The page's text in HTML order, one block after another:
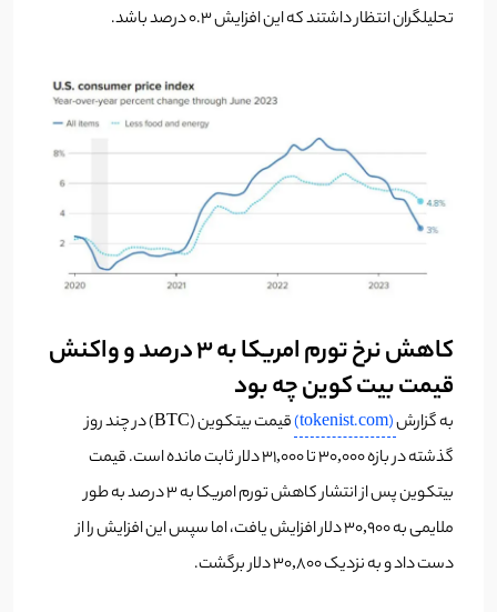
تحلیلگران انتظار داشتند که این افزایش 0.3 درصد باشد.
کاهش نرخ تورم امریکا به ۳ درصد و واکنش
قیمت بیت کوین چه بود
به گزارش(tokenist.com)
قیمت بیتکوین (BTC) در چند روز
گذشته در بازه 30,000 تا 31,000 دلار ثابت مانده است. قیمت
بیتکوین پس از انتشار کاهش تورم امریکا به ۳ درصد به طور
ملایمی به 30,900 دلار افزایش یافت، اما سپس این افزایش را از
دست داد و به نزدیک 30,800 دلار برگشت.